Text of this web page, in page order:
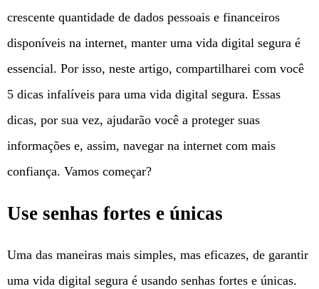
crescente quantidade de dados pessoais e financeiros
disponíveis na internet, manter uma vida digital segura é
essencial. Por isso, neste artigo, compartilharei com você
5 dicas infalíveis para uma vida digital segura. Essas
dicas, por sua vez, ajudarão você a proteger suas
informações e, assim, navegar na internet com mais
confiança. Vamos começar?
Use senhas fortes e únicas
Uma das maneiras mais simples, mas eficazes, de garantir
uma vida digital segura é usando senhas fortes e únicas.